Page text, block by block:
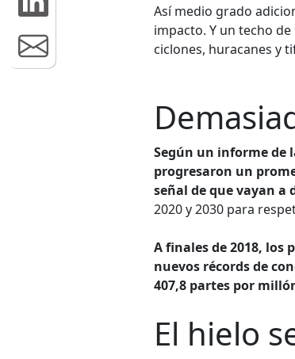
Así medio grado
impacto. Y un techo
ciclones, huracanes y
Según un informe de
progresaron un
señal de que vayan a
2020 y 2030 para
A finales de 2018, los
nuevos récords de
407,8 partes por
El hielo